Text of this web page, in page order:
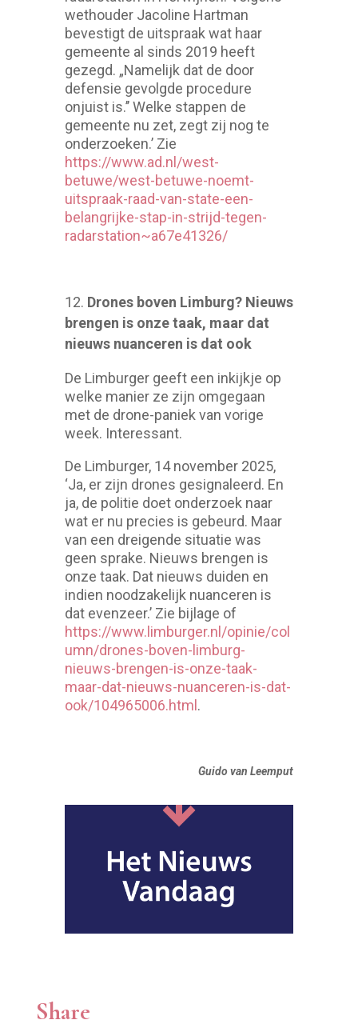
wethouder Jacoline Hartman
bevestigt de uitspraak wat haar
gemeente al sinds 2019 heeft
gezegd. „Namelijk dat de door
defensie gevolgde procedure
onjuist is.’’ Welke stappen de
gemeente nu zet, zegt zij nog te
onderzoeken.’ Zie
https://www.ad.nl/west-
betuwe/west-betuwe-noemt-
uitspraak-raad-van-state-een-
belangrijke-stap-in-strijd-tegen-
radarstation~a67e41326/
Drones boven Limburg? Nieuws
brengen is onze taak, maar dat
nieuws nuanceren is dat ook
De Limburger geeft een inkijkje op
welke manier ze zijn omgegaan
met de drone-paniek van vorige
week. Interessant.
De Limburger, 14 november 2025,
‘Ja, er zijn drones gesignaleerd. En
ja, de politie doet onderzoek naar
wat er nu precies is gebeurd. Maar
van een dreigende situatie was
geen sprake. Nieuws brengen is
onze taak. Dat nieuws duiden en
indien noodzakelijk nuanceren is
dat evenzeer.’ Zie bijlage of
https://www.limburger.nl/opinie/col
umn/drones-boven-limburg-
nieuws-brengen-is-onze-taak-
maar-dat-nieuws-nuanceren-is-dat-
ook/104965006.html .
Guido van Leemput
Share